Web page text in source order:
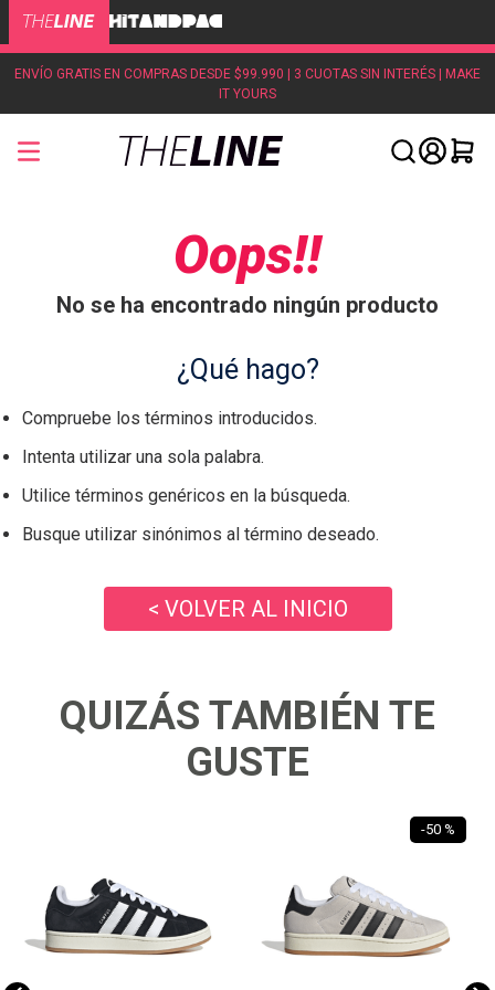
ENVÍO GRATIS EN COMPRAS DESDE $99.990 | 3 CUOTAS SIN INTERÉS | MAKE
IT YOURS
Oops!!
No se ha encontrado ningún producto
¿Qué hago?
Compruebe los términos introducidos.
Intenta utilizar una sola palabra.
Utilice términos genéricos en la búsqueda.
Busque utilizar sinónimos al término deseado.
< VOLVER AL INICIO
QUIZÁS TAMBIÉN TE
GUSTE
-50 %